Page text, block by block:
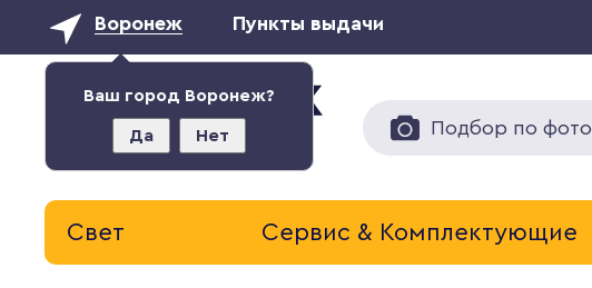
Воронеж
Ваш город Воронеж?
Да Нет
Пункты выдачи
Подбор по фото
Свет Сервис & Комплектующие